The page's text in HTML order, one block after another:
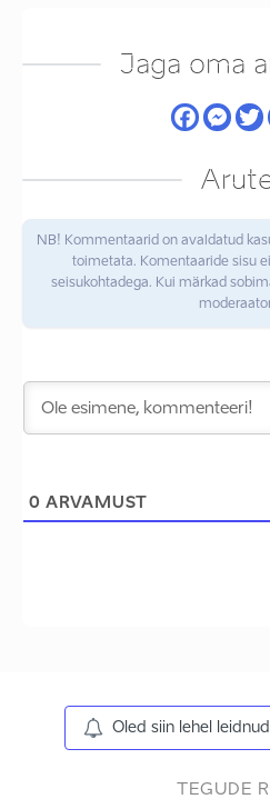
Jaga oma
NB! Kommentaarid on avaldatud
toimetata. Komentaaride sisu
seisukohtadega. Kui märkad
0 ARVAMUST
Oled siin lehel
TEGUDE